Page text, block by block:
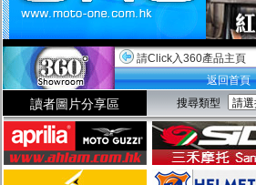
請Click入360產品主頁
返回首頁
讀者圖片分享區 搜尋類型